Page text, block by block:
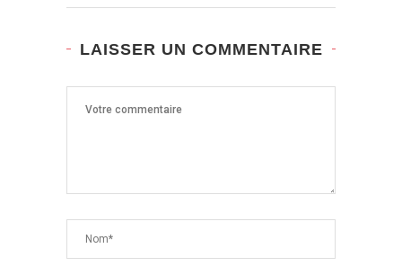
LAISSER UN COMMENTAIRE